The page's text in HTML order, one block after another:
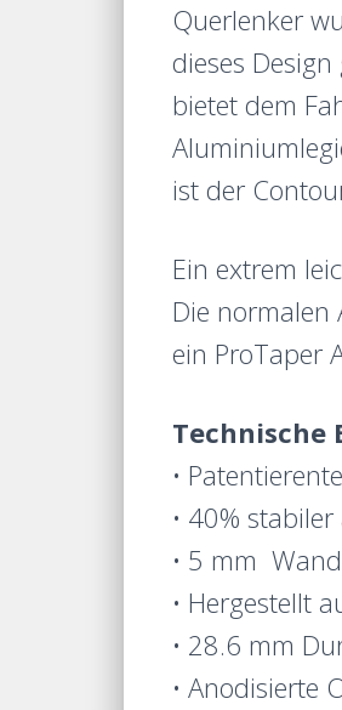
Querlenker
dieses
bietet dem
ist der
Ein extrem
Die normalen
ein ProTaper
Technische
•
• 40%
• 5 mm
• Hergestellt
• 28.6 mm
• Anodisierte